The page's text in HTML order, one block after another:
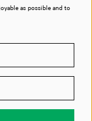
as possible and to